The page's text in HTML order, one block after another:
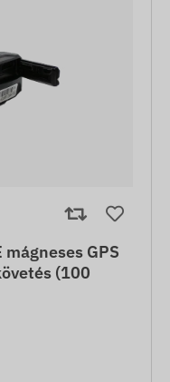
mágneses GPS
(100